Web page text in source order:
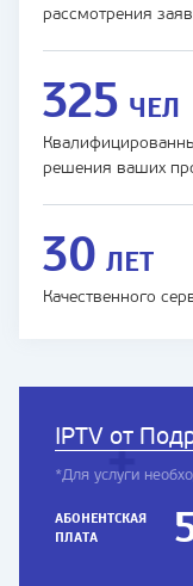
рассмотрения
325 ЧЕЛ
решения ваших
30 ЛЕТ
Качественного
IPTV от
*Для услуги
АБОНЕНТСКАЯ
ПЛАТА